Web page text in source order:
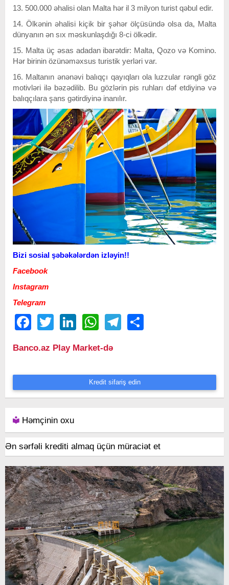
13. 500.000 əhalisi olan Malta hər il 3 milyon turist qəbul edir.
14. Ölkənin əhalisi kiçik bir şəhər ölçüsündə olsa da, Malta
dünyanın ən sıx məskunlaşdığı 8-ci ölkədir.
15. Malta üç əsas adadan ibarətdir: Malta, Qozo və Komino.
Hər birinin özünəməxsus turistik yerləri var.
16. Maltanın ənənəvi balıqçı qayıqları ola luzzular rəngli göz
motivləri ilə bəzədilib. Bu gözlərin pis ruhları dəf etdiyinə və
balıqçılara şans gətirdiyinə inanılır.
Bizi sosial şəbəkələrdən izləyin!!
Facebook
Instagram
Telegram
FacebookTwitter LinkedIn WhatsAppTelegram
Banco.az Play Market-də
Kredit sifariş edin
Həmçinin oxu
Ən sərfəli krediti almaq üçün müraciət et